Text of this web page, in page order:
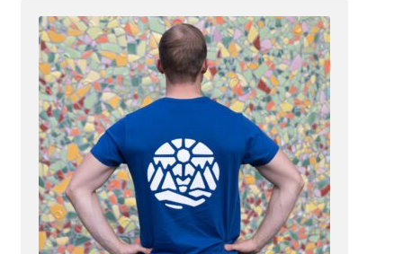
Tällä
tuotteella
on
useampi
muunnelma.
Voit
tehdä
valinnat
tuotteen
sivulla.